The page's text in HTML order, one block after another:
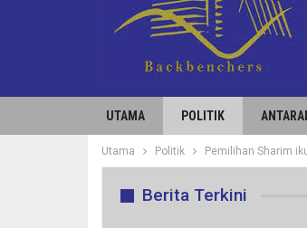
UTAMA POLITIK
Utama Politik Pemilihan Sharim
Berita Terkini